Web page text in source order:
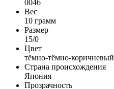
0046
Вес
10 грамм
Размер
15/0
Цвет
тёмно-тёмно-коричневый
Страна происхождения
Япония
Прозрачность